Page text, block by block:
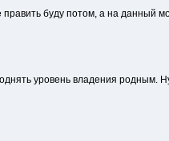
буду потом, а на данный
уровень владения родным.